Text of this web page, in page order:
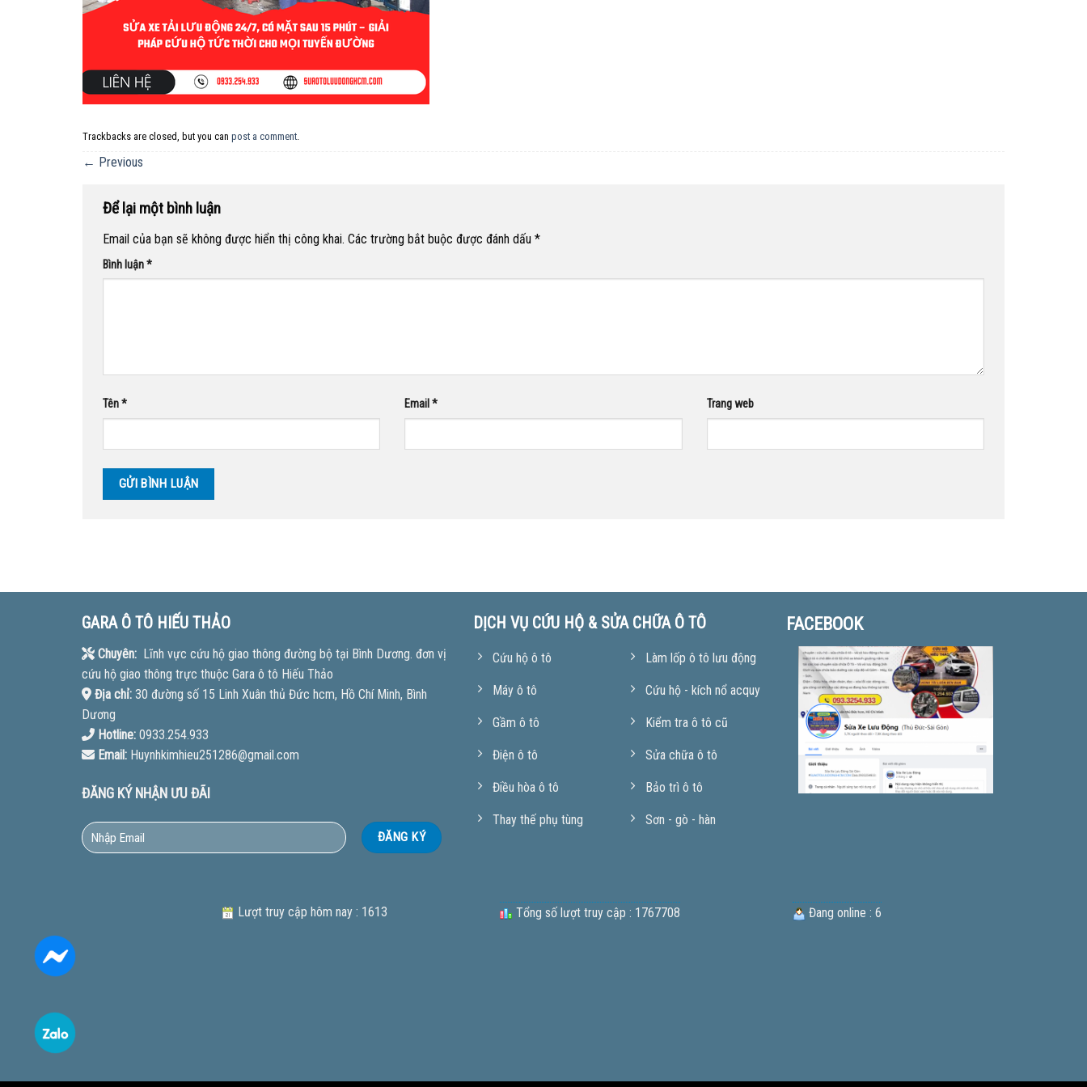
Trackbacks are closed, but you can post a comment.
← Previous
Để lại một bình luận
Email của bạn sẽ không được hiển thị công khai. Các trường bắt buộc được đánh dấu *
Bình luận*
Tên* Email* Trang web
GARA Ô TÔ HIẾU THẢO
Chuyên:Lĩnh vực cứu hộ giao thông đường bộ tại Bình Dương. đơn vị
cứu hộ giao thông trực thuộc Gara ô tô Hiếu Thảo
Địa chỉ:30 đường số 15 Linh Xuân thủ Đức hcm, Hồ Chí Minh, Bình
Dương
Hotline:0933.254.933
Email:Huynhkimhieu251286@gmail.com
ĐĂNG KÝ NHẬN ƯU ĐÃI
DỊCH VỤ CỨU HỘ & SỬA CHỮA Ô TÔ
Cứu hộ ô tô
Máy ô tô
Gầm ô tô
Điện ô tô
Điều hòa ô tô
Thay thế phụ tùng
Làm lốp ô tô lưu động
Cứu hộ - kích nổ acquy
Kiểm tra ô tô cũ
Sửa chữa ô tô
Bảo trì ô tô
Sơn - gò - hàn
FACEBOOK
Lượt truy cập hôm nay : 1613 Tổng số lượt truy cập : 1767708 Đang online : 6